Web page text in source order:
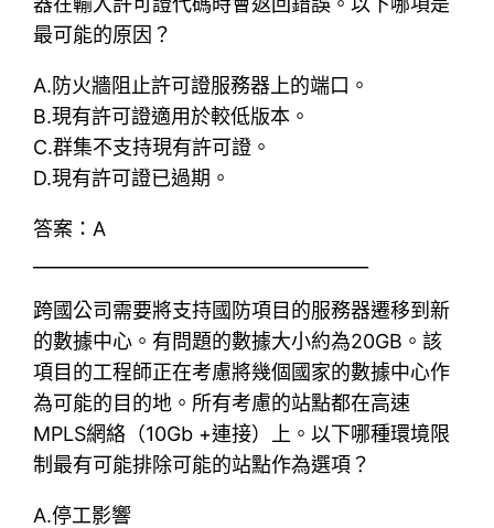
最可能的原因？
A.防火牆阻止許可證服務器上的端口。
B.現有許可證適用於較低版本。
C.群集不支持現有許可證。
D.現有許可證已過期。
答案：A
跨國公司需要將支持國防項目的服務器遷移到新
的數據中心。有問題的數據大小約為20GB。該
項目的工程師正在考慮將幾個國家的數據中心作
為可能的目的地。所有考慮的站點都在高速
MPLS網絡（10Gb +連接）上。以下哪種環境限
制最有可能排除可能的站點作為選項？
A.停工影響